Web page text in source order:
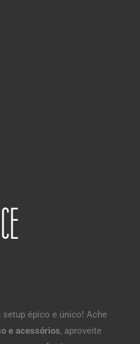
épico e único! Ache
e acessórios, aproveite